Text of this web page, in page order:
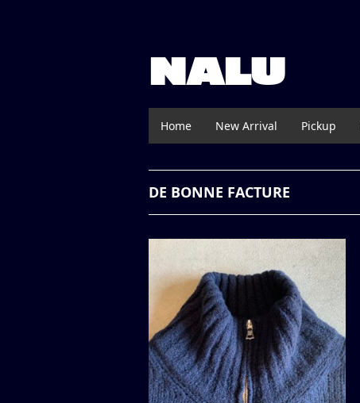
NALU
Home New Arrival Pickup
DE BONNE FACTURE